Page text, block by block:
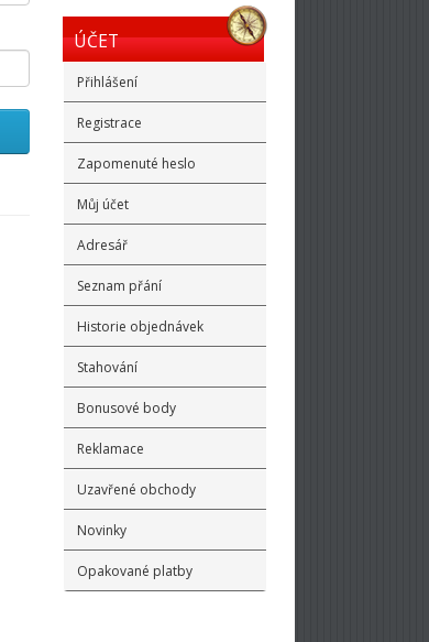
ÚČET
Přihlášení
Registrace
Zapomenuté heslo
Můj účet
Adresář
Seznam přání
Historie objednávek
Stahování
Bonusové body
Reklamace
Uzavřené obchody
Novinky
Opakované platby